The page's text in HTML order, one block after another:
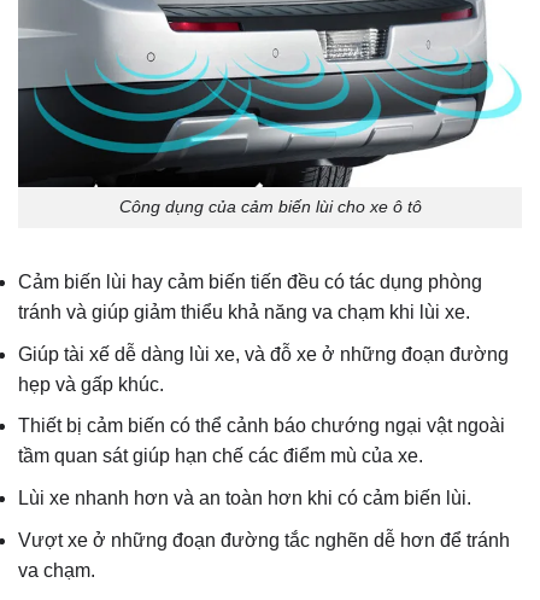
Công dụng của cảm biến lùi cho xe ô tô
Cảm biến lùi hay cảm biến tiến đều có tác dụng phòng
tránh và giúp giảm thiểu khả năng va chạm khi lùi xe.
Giúp tài xế dễ dàng lùi xe, và đỗ xe ở những đoạn đường
hẹp và gấp khúc.
Thiết bị cảm biến có thể cảnh báo chướng ngại vật ngoài
tầm quan sát giúp hạn chế các điểm mù của xe.
Lùi xe nhanh hơn và an toàn hơn khi có cảm biến lùi.
Vượt xe ở những đoạn đường tắc nghẽn dễ hơn để tránh
va chạm.